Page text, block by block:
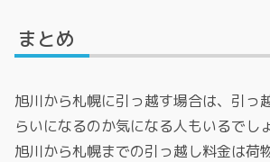
まとめ
旭川から札幌に引っ越す場合は、引っ
らいになるのか気になる人もいるでし
旭川から札幌までの引っ越し料金は荷